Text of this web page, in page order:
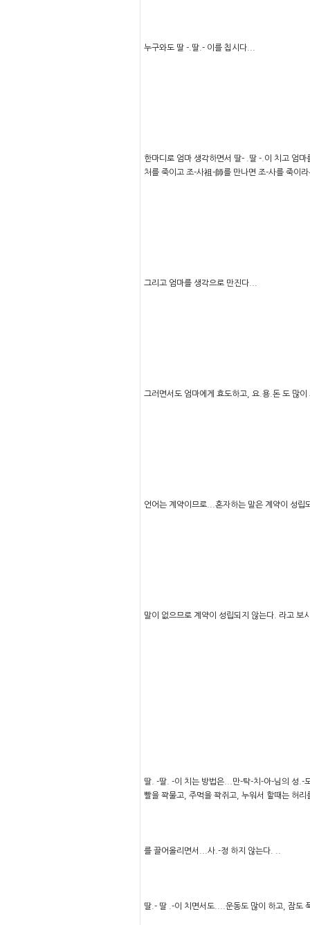
누구와도 딸 -.딸.- 이를 칩시다...
한마디로 엄마 생각하면서 딸- .딸 -.이 치고 엄
처를 죽이고 조-사祖-師를 만나면 조-사를 죽이
그리고 엄마를 생각으로 만진다...
그러면서도 엄마에게 효도하고, 요.용.돈 도 많
언어는 계약이므로...혼자하는 말은 계약이 성
말이 없으므로 계약이 성립되지 않는다. 라고 보
딸. -딸. -이 치는 방법은...만-탁-치-아-님의 성.-
빨을 꽉물고, 주먹을 꽉쥐고, 누워서 할때는 허
를 끌어올리면서...사.-정 하지 않는다. ..
딸.- 딸 .-이 치면서도....운동도 많이 하고, 잠도